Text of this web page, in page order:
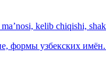
kelib chiqishi,
формы узбекских